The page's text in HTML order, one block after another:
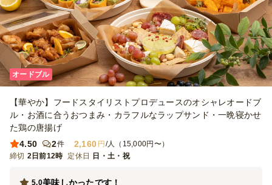
オードブル
【華やか】フードスタイリストプロデュースのオシャレオードブ
ル・お酒に合うおつまみ・カラフルなラップサンド・一晩寝かせ
た鶏の唐揚げ
4.50
2件 2,160 円/人（15,000円〜）
締切 2日前12時 定休日 日・土・祝
美味しかったです！
5.0